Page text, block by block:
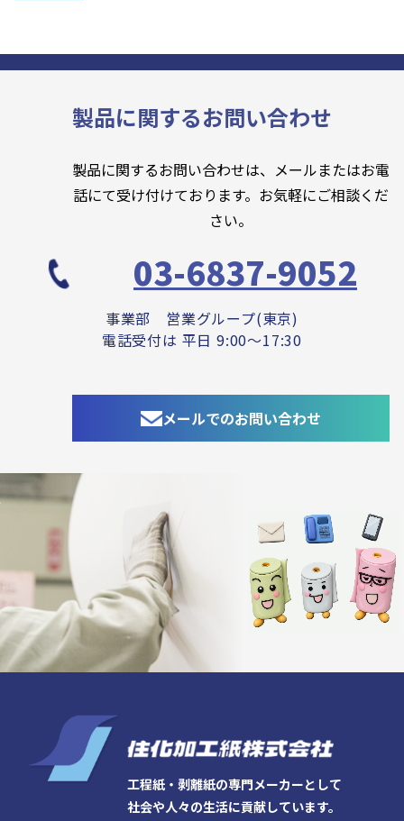
製品に関するお問い合わせ
製品に関するお問い合わせは、メールまたはお電
話にて受け付けております。お気軽にご相談くだ
さい。
03-6837-9052
事業部 営業グループ(東京)
電話受付は 平日 9:00～17:30
メールでのお問い合わせ
工程紙・剥離紙の専門メーカーとして
社会や人々の生活に貢献しています。